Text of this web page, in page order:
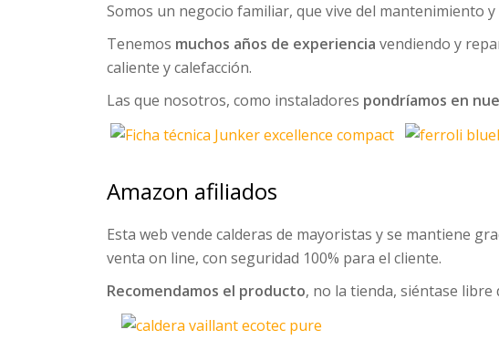
Somos un negocio familiar, que vive del mantenimiento
Tenemos muchos años de experiencia vendiendo y
caliente y calefacción.
Las que nosotros, como instaladores pondríamos en
Amazon afiliados
Esta web vende calderas de mayoristas y se mantiene
venta on line, con seguridad 100% para el cliente.
Recomendamos el producto, no la tienda, siéntase